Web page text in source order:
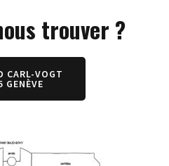
trouver ?
CARL-VOGT
GENÈVE